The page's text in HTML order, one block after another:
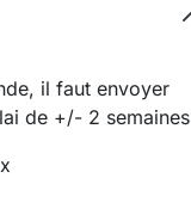
il faut envoyer
de +/- 2 semaines